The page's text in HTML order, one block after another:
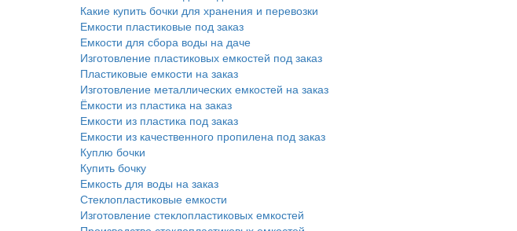
Какие купить бочки для хранения и перевозки
Емкости пластиковые под заказ
Емкости для сбора воды на даче
Изготовление пластиковых емкостей под заказ
Пластиковые емкости на заказ
Изготовление металлических емкостей на заказ
Ёмкости из пластика на заказ
Емкости из пластика под заказ
Емкости из качественного пропилена под заказ
Куплю бочки
Купить бочку
Емкость для воды на заказ
Стеклопластиковые емкости
Изготовление стеклопластиковых емкостей